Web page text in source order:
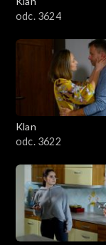
odc. 3624
Klan
odc. 3622